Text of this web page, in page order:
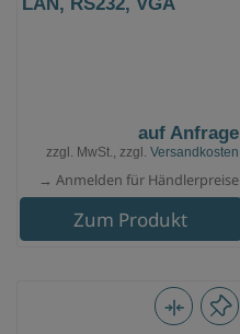
auf Anfrage
zzgl. MwSt., zzgl. Versandkosten
→ Anmelden für Händlerpreise
Zum Produkt